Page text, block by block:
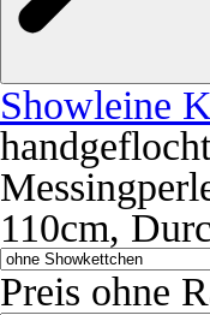
Showleine
110cm,
Preis ohne